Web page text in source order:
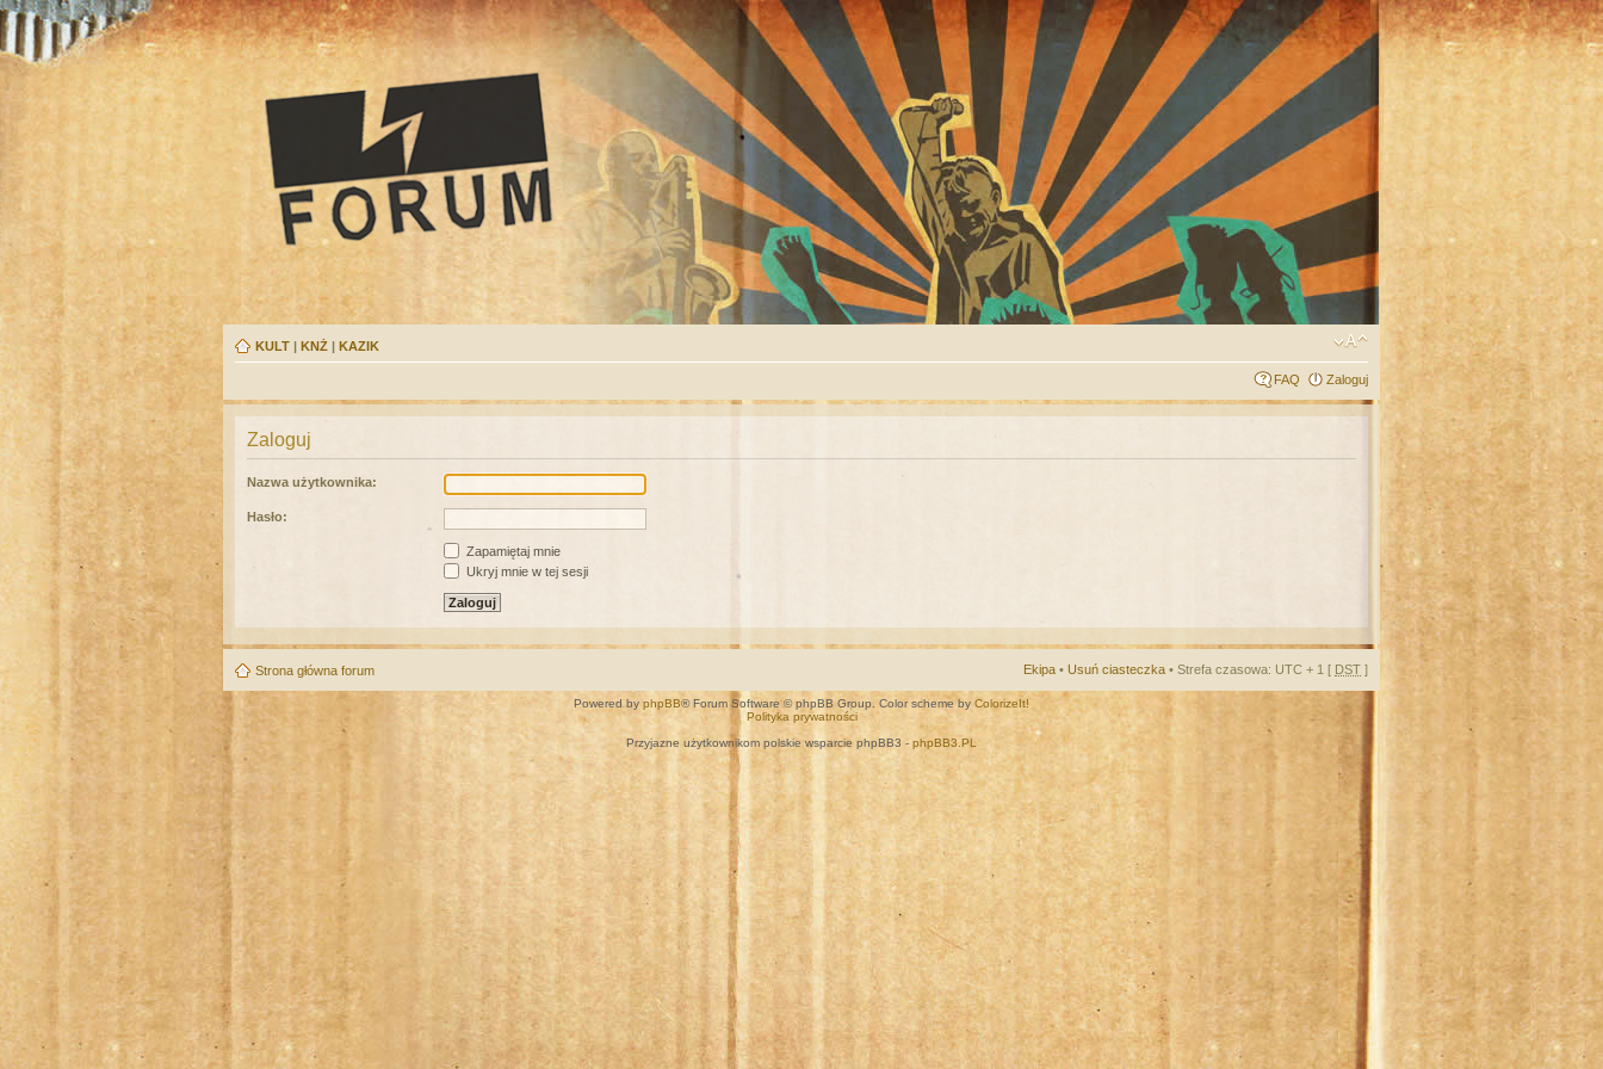
KULT | KNŻ | KAZIK
FAQ Zaloguj
Zaloguj
Nazwa użytkownika:
Hasło:
Zapamiętaj mnie
Ukryj mnie w tej sesji
Strona główna forum Ekipa • Usuń ciasteczka • Strefa czasowa: UTC + 1 [ DST ]
Powered by phpBB® Forum Software © phpBB Group. Color scheme by ColorizeIt!
Polityka prywatności
Przyjazne użytkownikom polskie wsparcie phpBB3 - phpBB3.PL